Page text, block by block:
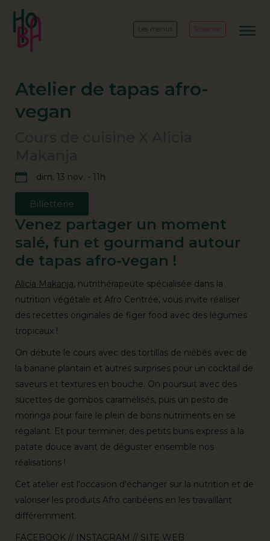
Les menus Réserver
Atelier de tapas afro-
vegan
dim. 13 nov. - 11h
Billetterie
Venez partager un moment
salé, fun et gourmand autour
de tapas afro-vegan !
Alicia Makanja, nutrithérapeute spécialisée dans la
nutrition végétale et Afro Centrée, vous invite réaliser
des recettes originales de figer food avec des légumes
tropicaux !
On débute le cours avec des tortillas de niébés avec de
la banane plantain et autres surprises pour un cocktail de
saveurs et textures en bouche. On poursuit avec des
sucettes de gombos caramélisés, puis un pesto de
moringa pour faire le plein de bons nutriments en se
régalant. Et pour terminer, des petits buns express à la
patate douce avant de déguster ensemble nos
réalisations !
Cet atelier est l'occasion d'échanger sur la nutrition et de
valoriser les produits Afro caribéens en les travaillant
différemment.
FACEBOOK // INSTAGRAM // SITE WEB